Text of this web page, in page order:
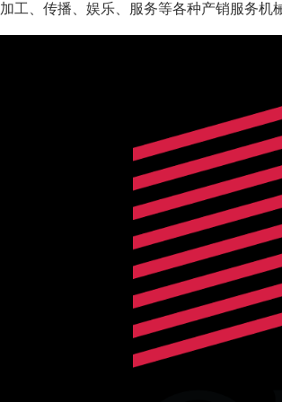
加工、传播、娱乐、服务等各种产销服务机